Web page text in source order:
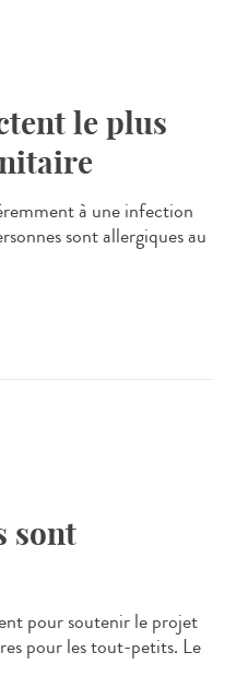
le plus
à une infection
sont allergiques au
sont
pour soutenir le projet
pour les tout-petits. Le